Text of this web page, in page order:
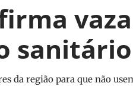
da região para que não